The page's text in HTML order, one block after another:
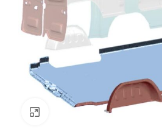
Zväčšiť obrázok